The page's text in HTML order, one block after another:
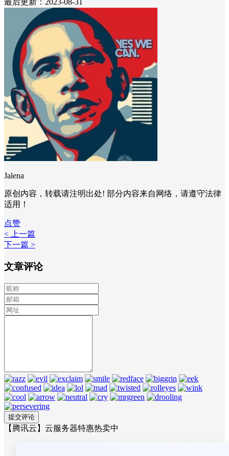
最后更新：2023-08-31
Jalena
原创内容，转载请注明出处! 部分内容来自网络，请遵守法律
适用！
点赞
< 上一篇
下一篇 >
文章评论
【腾讯云】云服务器特惠热卖中